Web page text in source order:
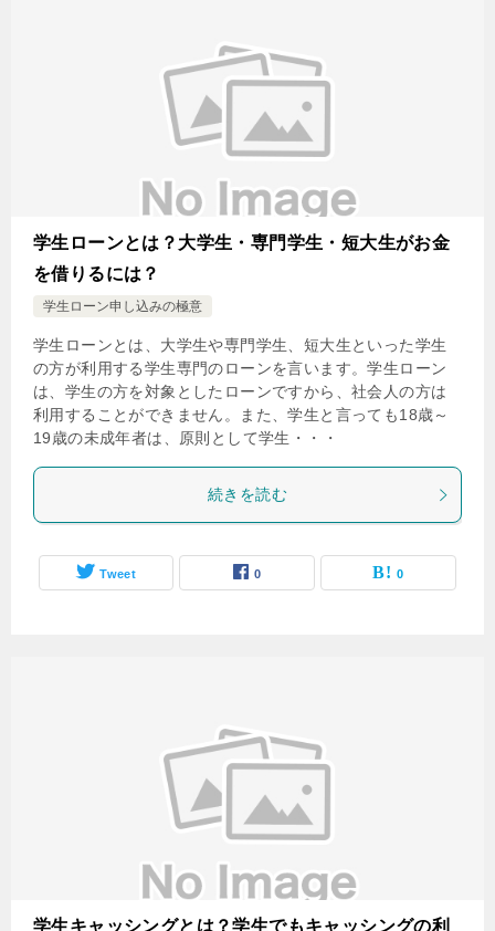
学生ローンとは？大学生・専門学生・短大生がお金
を借りるには？
学生ローン申し込みの極意
学生ローンとは、大学生や専門学生、短大生といった学生
の方が利用する学生専門のローンを言います。学生ローン
は、学生の方を対象としたローンですから、社会人の方は
利用することができません。また、学生と言っても18歳～
19歳の未成年者は、原則として学生・・・
続きを読む
Tweet 0 0
学生キャッシングとは？学生でもキャッシングの利